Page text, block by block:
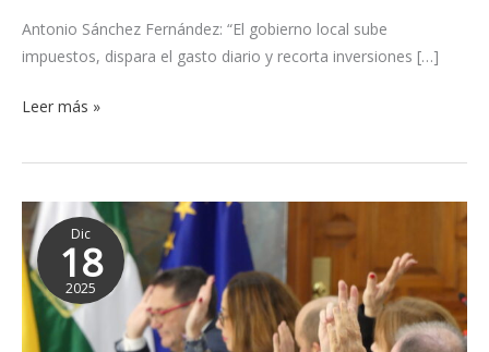
Antonio Sánchez Fernández: “El gobierno local sube
impuestos, dispara el gasto diario y recorta inversiones […]
afán
recaudatorio
Leer más »
Dic
18
2025
El
PSOE
de
Rincón
de